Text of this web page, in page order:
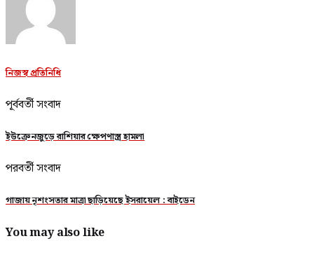
নিজস্ব প্রতিনিধি
পূর্ববর্তী সংবাদ
ইউক্রেনজুড়ে রাশিয়ার ক্ষেপণাস্ত্র হামলা
পরবর্তী সংবাদ
গাজায় নৃশংসতার মাত্রা ছাড়িয়েছে ইসরায়েল : বাইডেন
You may also like